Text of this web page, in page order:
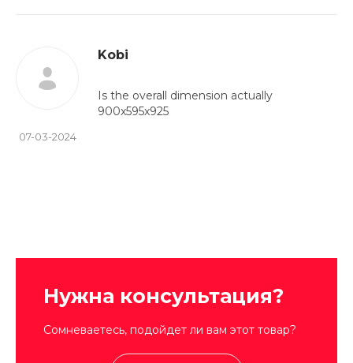
07-03-2024
Kobi
Is the overall dimension actually
900x595x925
Нужна консультация?
Сомневаетесь, подойдет ли вам этот товар?